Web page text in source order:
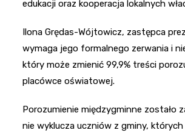
edukacji oraz kooperacja lokalnych
Ilona Grędas-Wójtowicz, zastępca
wymaga jego formalnego zerwania i
który może zmienić 99,9% treści
placówce oświatowej.
Porozumienie międzygminne zostało
nie wyklucza uczniów z gminy,